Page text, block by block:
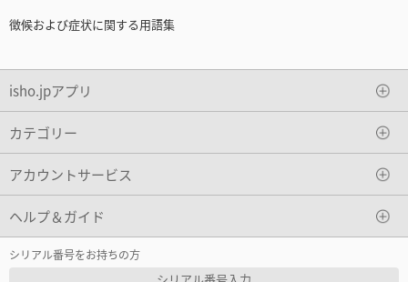
徴候および症状に関する用語集
isho.jpアプリ
カテゴリー
アカウントサービス
ヘルプ＆ガイド
シリアル番号をお持ちの方